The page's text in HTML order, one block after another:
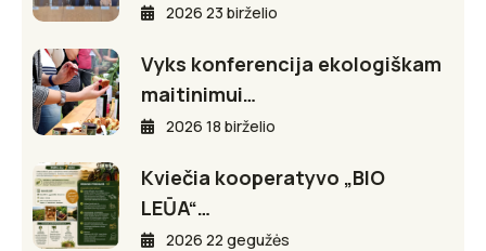
2026 23 birželio
Vyks konferencija ekologiškam
maitinimui…
2026 18 birželio
Kviečia kooperatyvo „BIO
LEŪA“…
2026 22 gegužės